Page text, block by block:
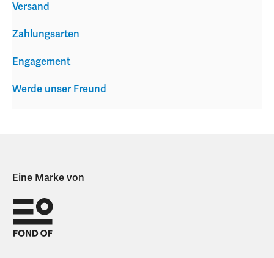
Versand
Zahlungsarten
Engagement
Werde unser Freund
Eine Marke von